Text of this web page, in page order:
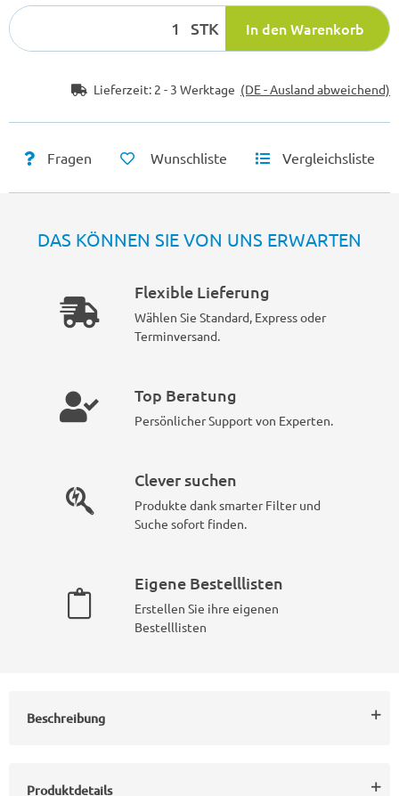
STK In den Warenkorb
Lieferzeit: 2 - 3 Werktage (DE - Ausland abweichend)
Fragen Wunschliste Vergleichsliste
DAS KÖNNEN SIE VON UNS ERWARTEN
Flexible Lieferung
Wählen Sie Standard, Express oder
Terminversand.
Top Beratung
Persönlicher Support von Experten.
Clever suchen
Produkte dank smarter Filter und
Suche sofort finden.
Eigene Bestelllisten
Erstellen Sie ihre eigenen
Bestelllisten
Beschreibung
Produktdetails